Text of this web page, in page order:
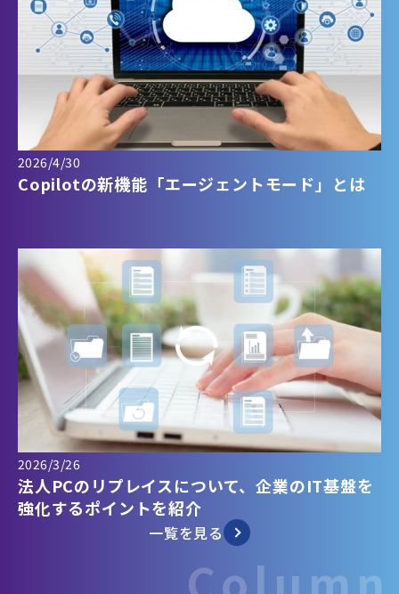
2026/4/30
Copilotの新機能「エージェントモード」とは
2026/3/26
法人PCのリプレイスについて、企業のIT基盤を
強化するポイントを紹介
一覧を見る